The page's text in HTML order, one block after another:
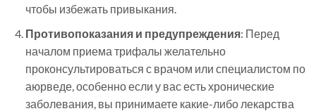
чтобы избежать привыкания.
Противопоказания и предупреждения: Перед
началом приема трифалы желательно
проконсультироваться с врачом или специалистом по
аюрведе, особенно если у вас есть хронические
заболевания, вы принимаете какие-либо лекарства